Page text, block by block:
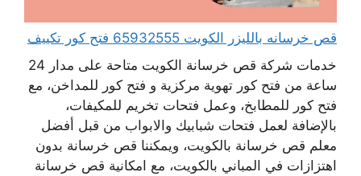
قص خرسانه بالليزر الكويت 65932555 فتح كور تكييف
خدمات شركة قص خرسانة الكويت متاحة على مدار 24
ساعة من فتح كور تهوية مركزية و فتح كور للمداخن، مع
فتح كور للمطابخ، وعمل فتحات تخريم للمكيفات،
بالإضافة لعمل فتحات شبابيك والابواب من قبل أفضل
معلم قص خرسانة بالكويت، ويمكننا قص خرسانة بدون
اهتزازات في المباني بالكويت، مع امكانية قص خرسانة